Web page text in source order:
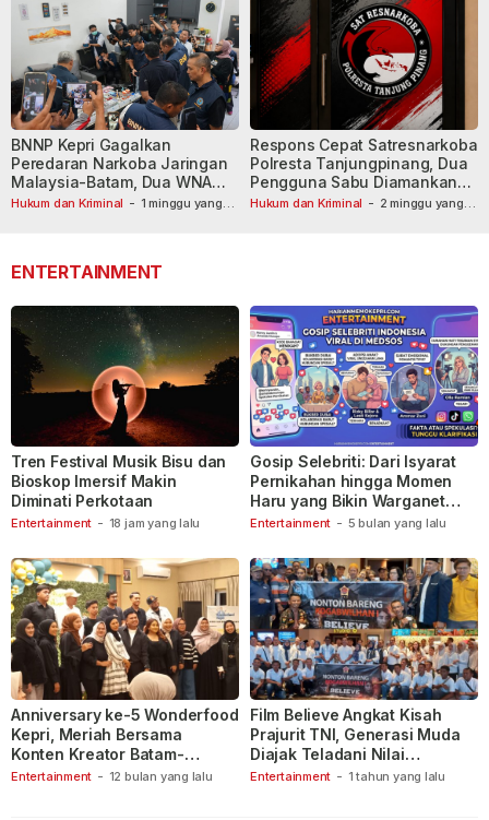
Hukum dan Kriminal - 1 minggu yang
BNNP Kepri Gagalkan
Peredaran Narkoba Jaringan
Malaysia-Batam, Dua WNA
Masih Diburu
Hukum dan Kriminal - 2 minggu yang
Respons Cepat Satresnarkoba
Polresta Tanjungpinang, Dua
Pengguna Sabu Diamankan
Usai Dilaporkan ke Call Center
ENTERTAINMENT
Entertainment - 18 jam yang lalu
Tren Festival Musik Bisu dan
Bioskop Imersif Makin
Diminati Perkotaan
Entertainment - 5 bulan yang lalu
Gosip Selebriti: Dari Isyarat
Pernikahan hingga Momen
Haru yang Bikin Warganet
Berspekulasi
Entertainment - 12 bulan yang lalu
Anniversary ke-5 Wonderfood
Kepri, Meriah Bersama
Konten Kreator Batam-
Tanjungpinang
Entertainment - 1 tahun yang lalu
Film Believe Angkat Kisah
Prajurit TNI, Generasi Muda
Diajak Teladani Nilai
Keberanian